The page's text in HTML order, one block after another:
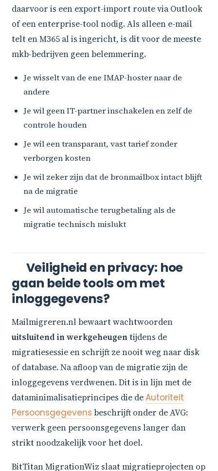
daarvoor is een export-import route via Outlook
of een enterprise-tool nodig. Als alleen e-mail
telt en M365 al is ingericht, is dit voor de meeste
mkb-bedrijven geen belemmering.
Je wisselt van de ene IMAP-hoster naar de
andere
Je wil geen IT-partner inschakelen en zelf de
controle houden
Je wil een transparant, vast tarief zonder
verborgen kosten
Je wil zeker zijn dat de bronmailbox intact blijft
na de migratie
Je wil automatische terugbetaling als de
migratie technisch mislukt
Veiligheid en privacy: hoe
gaan beide tools om met
inloggegevens?
Mailmigreren.nl bewaart wachtwoorden
uitsluitend in werkgeheugentijdens de
migratiesessie en schrijft ze nooit weg naar disk
of database. Na afloop van de migratie zijn de
inloggegevens verdwenen. Dit is in lijn met de
dataminimalisatieprincipes die deAutoriteit
Persoonsgegevens beschrijft onder de AVG:
verwerk geen persoonsgegevens langer dan
strikt noodzakelijk voor het doel.
BitTitan MigrationWiz slaat migratieprojecten op